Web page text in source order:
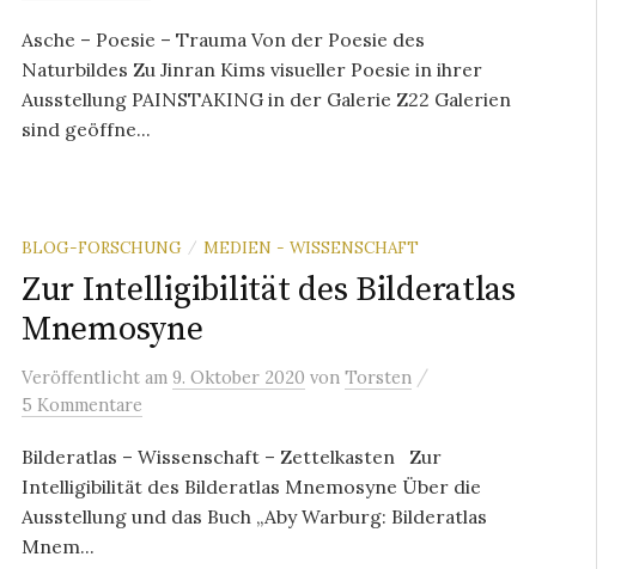
Asche – Poesie – Trauma Von der Poesie des
Naturbildes Zu Jinran Kims visueller Poesie in ihrer
Ausstellung PAINSTAKING in der Galerie Z22 Galerien
sind geöffne...
BLOG-FORSCHUNG / MEDIEN - WISSENSCHAFT
Zur Intelligibilität des Bilderatlas
Mnemosyne
Veröffentlicht am 9. Oktober 2020 von Torsten /
5 Kommentare
Bilderatlas – Wissenschaft – Zettelkasten Zur
Intelligibilität des Bilderatlas Mnemosyne Über die
Ausstellung und das Buch „Aby Warburg: Bilderatlas
Mnem...